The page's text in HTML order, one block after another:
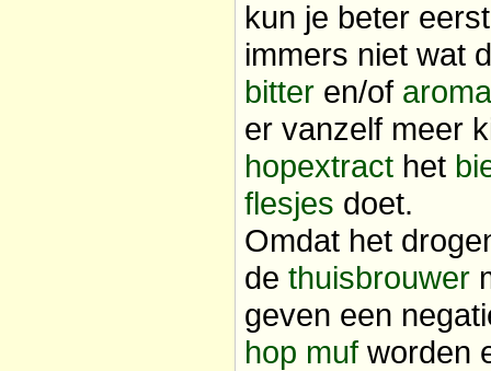
kun je beter
immers niet wat
bitter en/of
er vanzelf meer
hopextract het
flesjes doet.
Omdat het
de thuisbrouwer
geven een
hop mufworden